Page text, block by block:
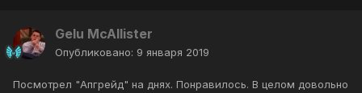
Gelu McAllister
Опубликовано: 9 января 2019
Посмотрел "Апгрейд" на днях. Понравилось. В целом довольно